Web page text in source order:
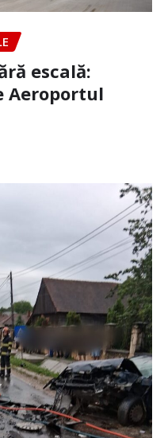
escală:
Aeroportul